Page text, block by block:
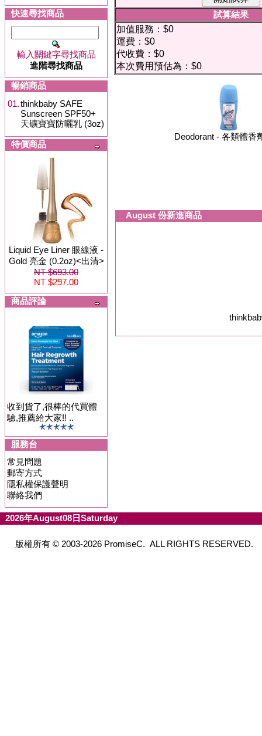
快速尋找商品
輸入關鍵字尋找商品
進階尋找商品
暢銷商品
01.thinkbaby SAFE
Sunscreen SPF50+
天礦寶寶防曬乳 (3oz)
特價商品
Liquid Eye Liner 眼線液 -
Gold 亮金 (0.2oz)<出清>
NT $693.00
NT $297.00
商品評論
收到貨了,很棒的代買體
驗,推薦給大家!! ..
服務台
常見問題
郵寄方式
隱私權保護聲明
聯絡我們
試算結果
加值服務：$0
運費：$0
代收費：$0
本次費用預估為：$0
Deodorant - 各類體香
August 份新進商品
2026年August08日Saturday
版權所有 © 2003-2026 PromiseC. ALL RIGHTS RESERVED.